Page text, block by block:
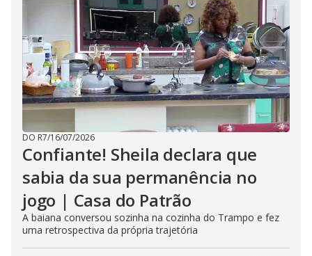
DO R7/16/07/2026
Confiante! Sheila declara que
sabia da sua permanência no
jogo | Casa do Patrão
A baiana conversou sozinha na cozinha do Trampo e fez
uma retrospectiva da própria trajetória